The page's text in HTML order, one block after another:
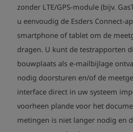
zonder LTE/GPS-module (bijv.
u eenvoudig de Esders Connect-
smartphone of tablet om de
dragen. U kunt de testrapporten
bouwplaats als e-mailbijlage
nodig doorsturen en/of de
interface direct in uw systeem
voorheen plande voor het
metingen is niet langer nodig en